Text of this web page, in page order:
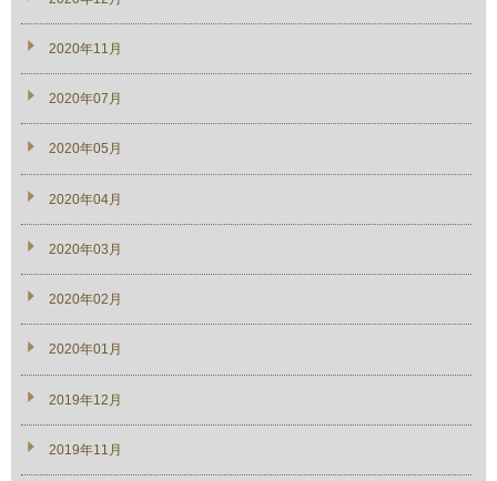
2020年11月
2020年07月
2020年05月
2020年04月
2020年03月
2020年02月
2020年01月
2019年12月
2019年11月